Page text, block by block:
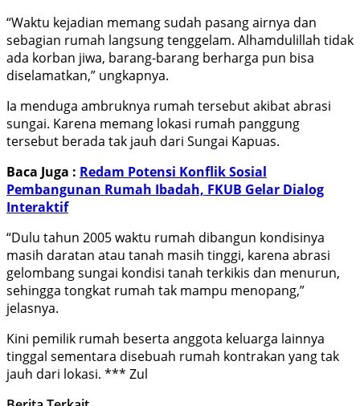
“Waktu kejadian memang sudah pasang airnya dan
sebagian rumah langsung tenggelam. Alhamdulillah tidak
ada korban jiwa, barang-barang berharga pun bisa
diselamatkan,” ungkapnya.
Ia menduga ambruknya rumah tersebut akibat abrasi
sungai. Karena memang lokasi rumah panggung
tersebut berada tak jauh dari Sungai Kapuas.
Baca Juga : Redam Potensi Konflik Sosial
Pembangunan Rumah Ibadah, FKUB Gelar Dialog
Interaktif
“Dulu tahun 2005 waktu rumah dibangun kondisinya
masih daratan atau tanah masih tinggi, karena abrasi
gelombang sungai kondisi tanah terkikis dan menurun,
sehingga tongkat rumah tak mampu menopang,”
jelasnya.
Kini pemilik rumah beserta anggota keluarga lainnya
tinggal sementara disebuah rumah kontrakan yang tak
jauh dari lokasi. *** Zul